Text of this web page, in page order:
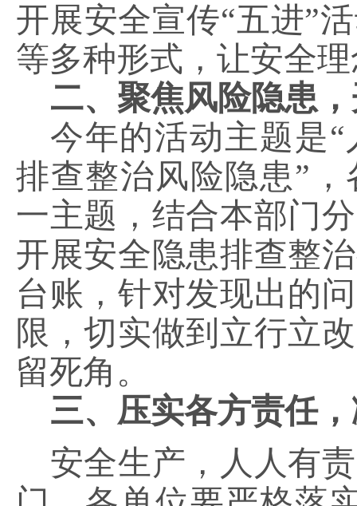
开展安全宣传“五进”
等多种形式，让安全
二、聚焦风险隐患
今年的活动主题是
排查整治风险隐患”
一主题，结合本部门
开展安全隐患排查整
台账，针对发现出的
限，切实做到立行立
留死角。
三、压实各方责任
安全生产，人人有